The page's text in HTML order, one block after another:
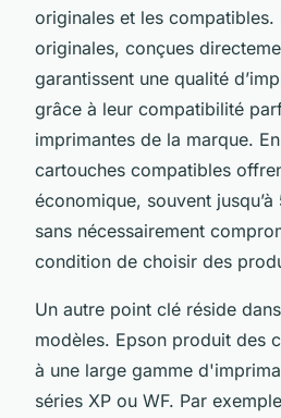
originales et les compatibles.
originales, conçues
garantissent une qualité
grâce à leur compatibilité
imprimantes de la marque.
cartouches compatibles
économique, souvent
sans nécessairement
condition de choisir des
Un autre point clé réside
modèles. Epson produit des
à une large gamme
séries XP ou WF. Par